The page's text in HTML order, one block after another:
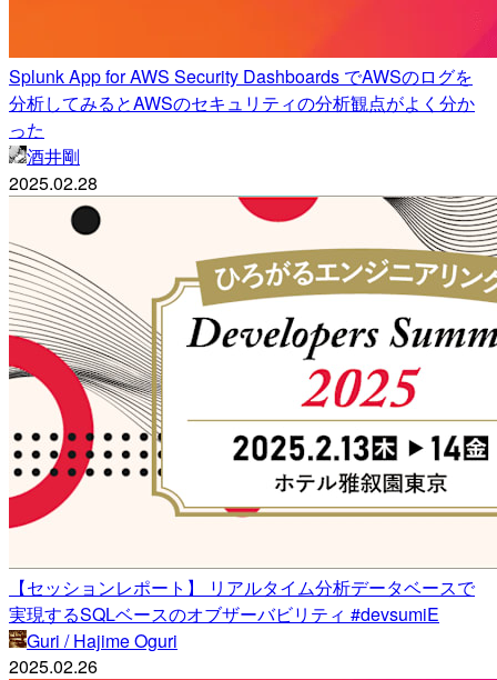
Splunk App for AWS Security Dashboards でAWSのログを
分析してみるとAWSのセキュリティの分析観点がよく分か
った
酒井剛
2025.02.28
【セッションレポート】 リアルタイム分析データベースで
実現するSQLベースのオブザーバビリティ #devsumiE
Guri / Hajime Oguri
2025.02.26